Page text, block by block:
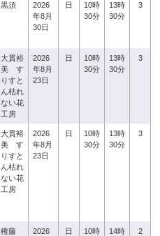
黒須
2026
年8月
30日
日
10時
30分
13時
30分
3
大貫裕
美 す
りすと
ん枯れ
ない花
工房
2026
年8月
23日
日
10時
30分
13時
30分
3
大貫裕
美 す
りすと
ん枯れ
ない花
工房
2026
年8月
23日
日
10時
30分
13時
30分
3
権藤
2026
日
10時
14時
2